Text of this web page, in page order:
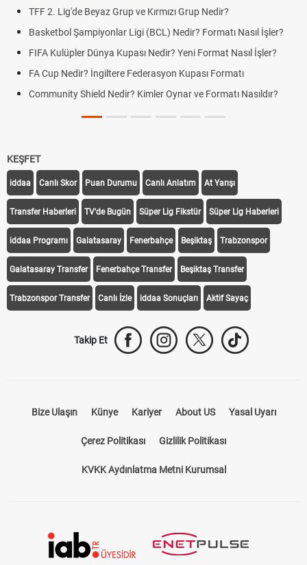
TFF 2. Lig'de Beyaz Grup ve Kırmızı Grup Nedir?
Basketbol Şampiyonlar Ligi (BCL) Nedir? Formatı Nasıl İşler?
FIFA Kulüpler Dünya Kupası Nedir? Yeni Format Nasıl İşler?
FA Cup Nedir? İngiltere Federasyon Kupası Formatı
Community Shield Nedir? Kimler Oynar ve Formatı Nasıldır?
KEŞFET
iddaa Canlı Skor Puan Durumu Canlı Anlatım At Yarışı
Transfer Haberleri TV'de Bugün Süper Lig Fikstür Süper Lig Haberleri
iddaa Programı Galatasaray Fenerbahçe Beşiktaş Trabzonspor
Galatasaray Transfer Fenerbahçe Transfer Beşiktaş Transfer
Trabzonspor Transfer Canlı İzle iddaa Sonuçları Aktif Sayaç
Takip Et
Bize Ulaşın Künye Kariyer About US Yasal Uyarı
Çerez Politikası Gizlilik Politikası
KVKK Aydınlatma Metni Kurumsal